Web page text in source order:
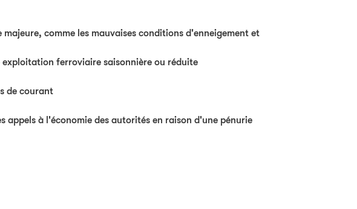
comme les mauvaises conditions d'enneigement et
ferroviaire saisonnière ou réduite
de courant
appels à l'économie des autorités en raison d'une pénurie